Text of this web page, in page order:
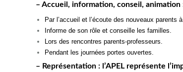
– Accueil, information, conseil, animation
Par l’accueil et l’écoute des nouveaux parents
Informe de son rôle et conseille les familles.
Lors des rencontres parents-professeurs.
Pendant les journées portes ouvertes.
– Représentation : l’APEL représente